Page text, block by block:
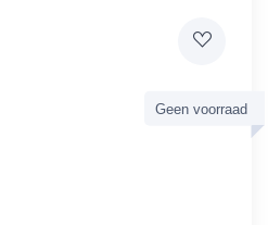
Geen voorraad